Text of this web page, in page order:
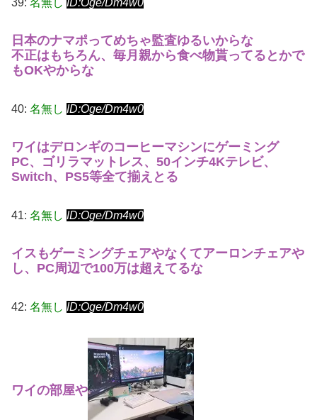
39: 名無し ID:Oge/Dm4w0
日本のナマポってめちゃ監査ゆるいからな
不正はもちろん、毎月親から食べ物貰ってるとかで
もOKやからな
40: 名無し ID:Oge/Dm4w0
ワイはデロンギのコーヒーマシンにゲーミング
PC、ゴリラマットレス、50インチ4Kテレビ、
Switch、PS5等全て揃えとる
41: 名無し ID:Oge/Dm4w0
イスもゲーミングチェアやなくてアーロンチェアや
し、PC周辺で100万は超えてるな
42: 名無し ID:Oge/Dm4w0
ワイの部屋や